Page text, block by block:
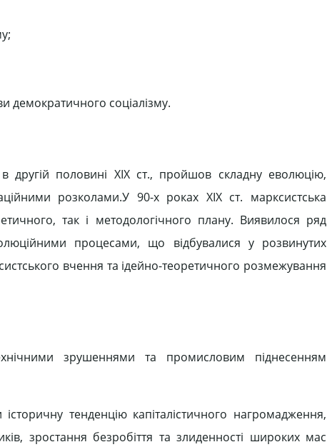
демократичного соціалізму.
другій половині ХІХ ст., пройшов складну еволюцію,
розколами.У 90-х роках ХІХ ст. марксистська
так і методологічного плану. Виявилося ряд
процесами, що відбувалися у розвинутих
вчення та ідейно-теоретичного розмежування
зрушеннями та промисловим піднесенням
тенденцію капіталістичного нагромадження,
зростання безробіття та злиденності широких мас